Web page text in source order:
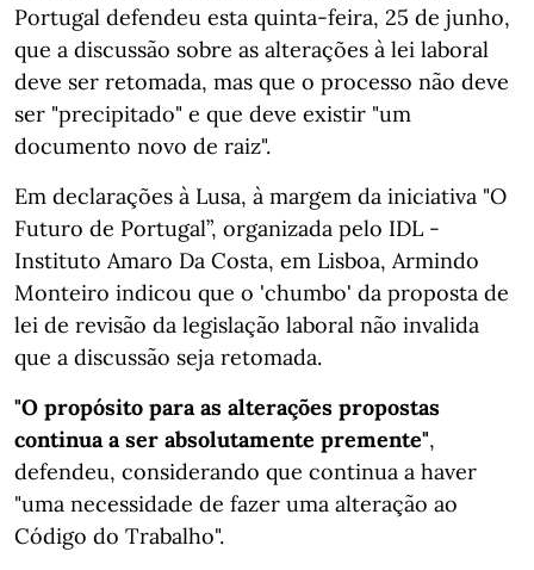
Portugal defendeu esta quinta-feira, 25 de junho,
que a discussão sobre as alterações à lei laboral
deve ser retomada, mas que o processo não deve
ser "precipitado" e que deve existir "um
documento novo de raiz".
Em declarações à Lusa, à margem da iniciativa "O
Futuro de Portugal”, organizada pelo IDL -
Instituto Amaro Da Costa, em Lisboa, Armindo
Monteiro indicou que o 'chumbo' da proposta de
lei de revisão da legislação laboral não invalida
que a discussão seja retomada.
"O propósito para as alterações propostas
continua a ser absolutamente premente",
defendeu, considerando que continua a haver
"uma necessidade de fazer uma alteração ao
Código do Trabalho".